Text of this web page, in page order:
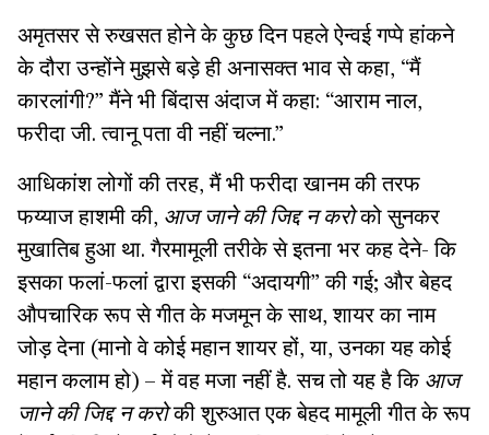
अमृतसर से रुखसत होने के कुछ दिन पहले ऐन्वई गप्पे हांकने
के दौरा उन्होंने मुझसे बड़े ही अनासक्त भाव से कहा, “मैं
कारलांगी?” मैंने भी बिंदास अंदाज में कहा: “आराम नाल,
फरीदा जी. त्वानू पता वी नहीं चल्ना.”
आधिकांश लोगों की तरह, मैं भी फरीदा खानम की तरफ
फय्याज हाशमी की, आज जाने की जिद्द न करोको सुनकर
मुखातिब हुआ था. गैरमामूली तरीके से इतना भर कह देने- कि
इसका फलां-फलां द्वारा इसकी “अदायगी” की गई; और बेहद
औपचारिक रूप से गीत के मजमून के साथ, शायर का नाम
जोड़ देना (मानो वे कोई महान शायर हों, या, उनका यह कोई
महान कलाम हो) – में वह मजा नहीं है. सच तो यह है कि आज
जाने की जिद्द न करोकी शुरुआत एक बेहद मामूली गीत के रूप